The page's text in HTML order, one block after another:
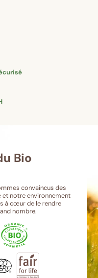
Bio
convaincus des
notre environnement
à cœur de le rendre
nombre.